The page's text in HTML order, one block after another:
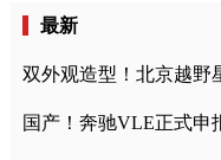
最新
双外观造型！北京越野
国产！奔驰VLE正式申